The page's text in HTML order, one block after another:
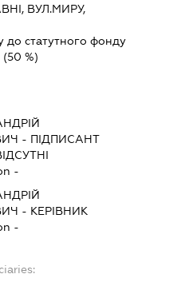
ВУЛ.МИРУ,
до статутного фонду
(50 %)
- ПІДПИСАНТ
-
- КЕРІВНИК
-